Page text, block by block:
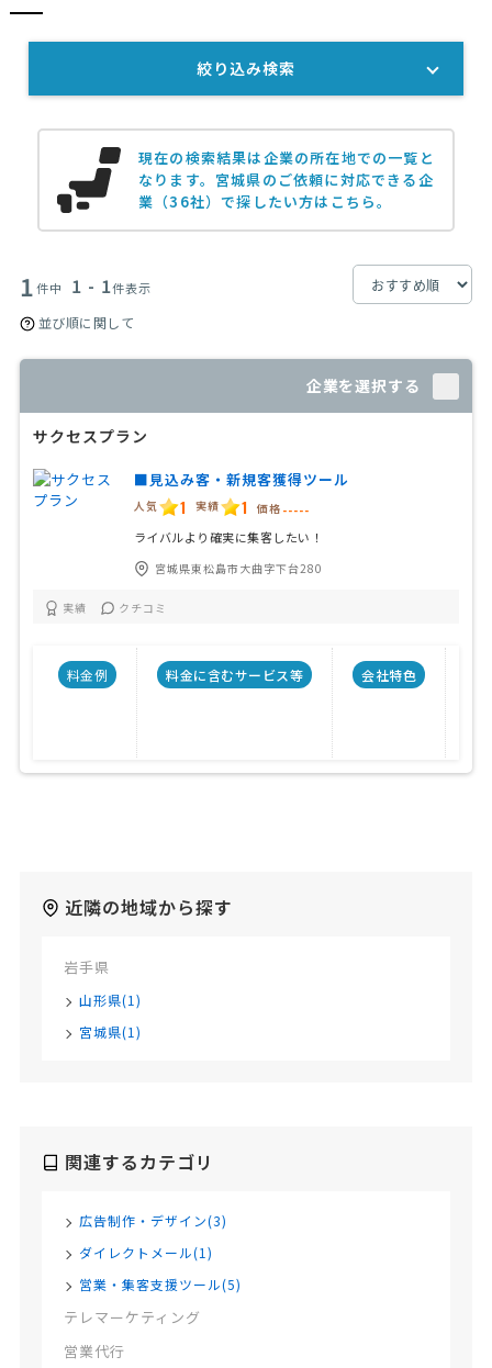
現在の検索結果は企業の所在地での一覧と
なります。 宮城県のご依頼に対応できる企
業（36社）で探したい方はこちら。
1件中 1 - 1件表示
並び順に関して
企業を選択する
サクセスプラン
■見込み客・新規客獲得ツール
人気 1 実績 1 価格 -----
ライバルより確実に集客したい！
宮城県東松島市大曲字下台280
実績 クチコミ
料金例 料金に含むサービス等 会社特色
近隣の地域から探す
岩手県
山形県(1)
宮城県(1)
関連するカテゴリ
広告制作・デザイン(3)
ダイレクトメール(1)
営業・集客支援ツール(5)
テレマーケティング
営業代行
絞り込み検索